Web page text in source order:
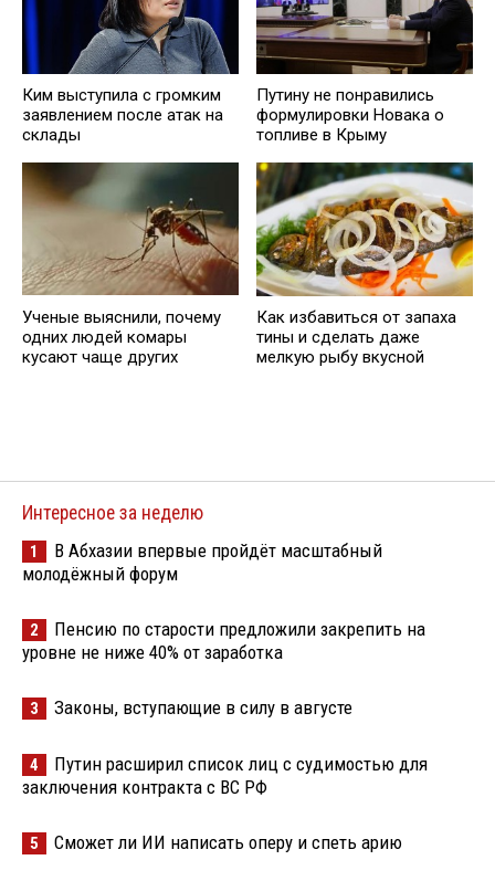
Ким выступила с громким
заявлением после атак на
склады
️Путину не понравились
формулировки Новака о
топливе в Крыму
Ученые выяснили, почему
одних людей комары
кусают чаще других
Как избавиться от запаха
тины и сделать даже
мелкую рыбу вкусной
Интересное за неделю
1
В Абхазии впервые пройдёт масштабный
молодёжный форум
2
Пенсию по старости предложили закрепить на
уровне не ниже 40% от заработка
3 Законы, вступающие в силу в августе
4
Путин расширил список лиц с судимостью для
заключения контракта с ВС РФ
5 Сможет ли ИИ написать оперу и спеть арию